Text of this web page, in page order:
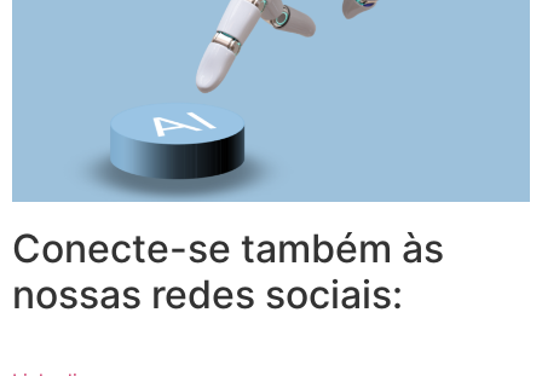
Conecte-se também às
nossas redes sociais: